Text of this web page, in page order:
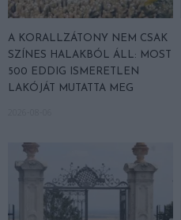
A KORALLZÁTONY NEM CSAK
SZÍNES HALAKBÓL ÁLL: MOST
500 EDDIG ISMERETLEN
LAKÓJÁT MUTATTA MEG